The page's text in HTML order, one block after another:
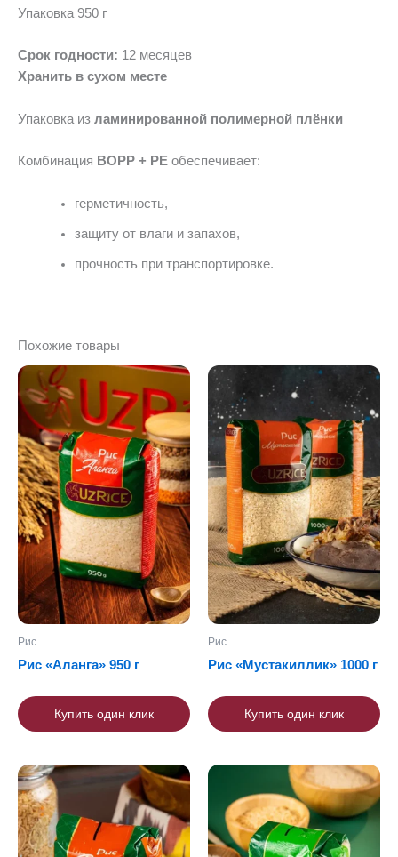
Упаковка 950 г
Срок годности: 12 месяцев
Хранить в сухом месте
Упаковка из ламинированной полимерной плёнки
Комбинация BOPP + PE обеспечивает:
герметичность,
защиту от влаги и запахов,
прочность при транспортировке.
Похожие товары
Рис
Рис «Аланга» 950 г
Купить один клик
Рис
Рис «Мустакиллик» 1000 г
Купить один клик